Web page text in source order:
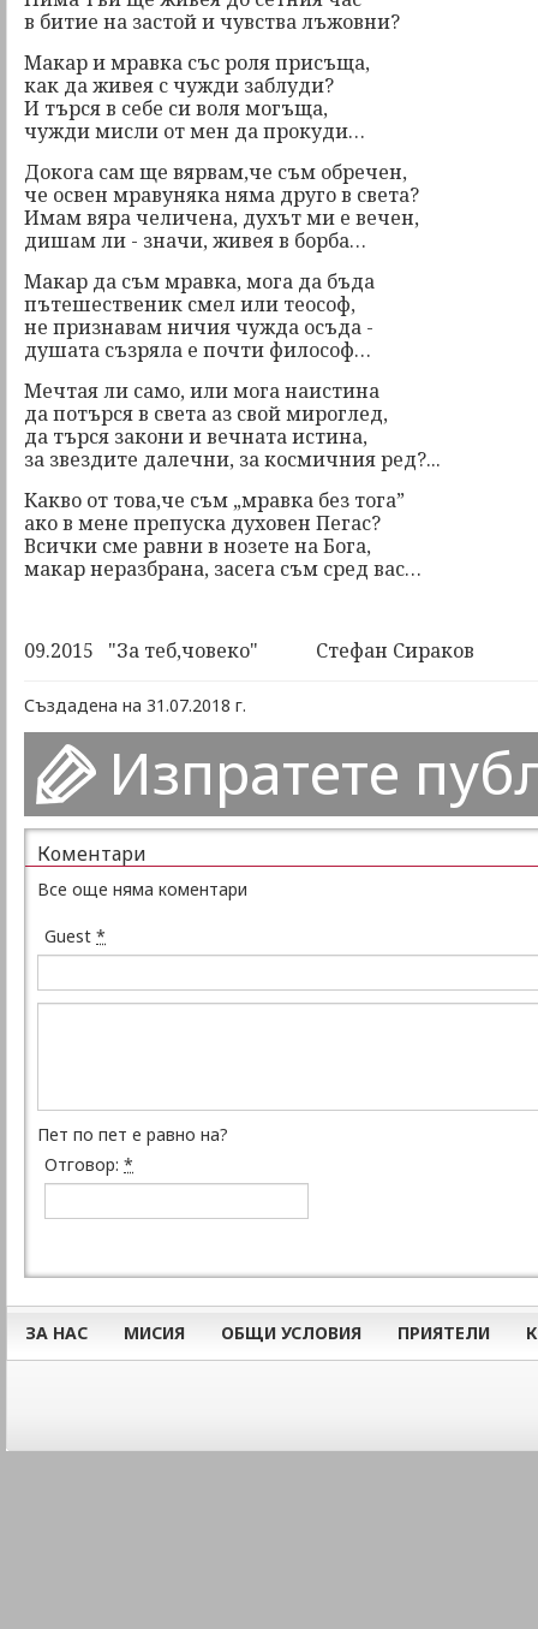
в битие на застой и чувства лъжовни?
Макар и мравка със роля присъща,
как да живея с чужди заблуди?
И търся в себе си воля могъща,
чужди мисли от мен да прокуди…
Докога сам ще вярвам,че съм обречен,
че освен мравуняка няма друго в света?
Имам вяра челичена, духът ми е вечен,
дишам ли - значи, живея в борба…
Макар да съм мравка, мога да бъда
пътешественик смел или теософ,
не признавам ничия чужда осъда -
душата съзряла е почти философ…
Мечтая ли само, или мога наистина
да потърся в света аз свой мироглед,
да търся закони и вечната истина,
за звездите далечни, за космичния ред?...
Какво от това,че съм „мравка без тога”
ако в мене препуска духовен Пегас?
Всички сме равни в нозете на Бога,
макар неразбрана, засега съм сред вас…
09.2015 "За теб,човеко" Стефан Сираков
Създадена на 31.07.2018 г.
Изпратете
Коментари
Все още няма коментари
Guest *
Пет по пет е равно на?
Отговор: *
ЗА НАС МИСИЯ ОБЩИ УСЛОВИЯ ПРИЯТЕЛИ